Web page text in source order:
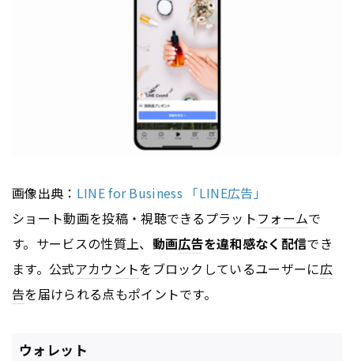
画像出典： LINE for Business 「LINE広告」
ショート動画を投稿・視聴できるプラットフォームで
す。サービスの性質上、 動画広告を違和感なく配信でき
ます。公式アカウントをブロックしているユーザーに広
告を届けられる点もポイントです。
ウォレット